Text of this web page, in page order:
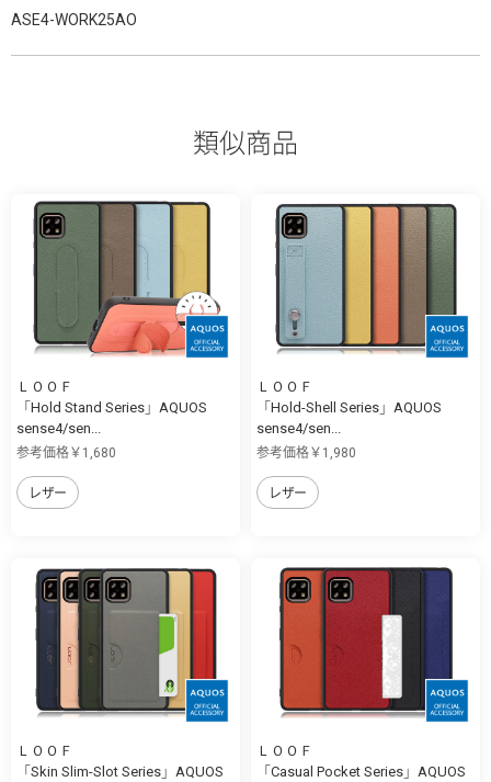
ASE4-WORK25AO
類似商品
ＬＯＯＦ
「Hold Stand Series」AQUOS
sense4/sen...
参考価格￥1,680
レザー
ＬＯＯＦ
「Hold-Shell Series」AQUOS
sense4/sen...
参考価格￥1,980
レザー
ＬＯＯＦ
「Skin Slim-Slot Series」AQUOS
ＬＯＯＦ
「Casual Pocket Series」AQUOS